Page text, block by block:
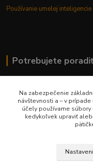
Používanie umelej inteligencie
Potrebujete
0948 236 042
info@margaretkashop.sk
Na zabezpečenie
návštevnosti a – v
účely používame
kedykoľvek upraviť